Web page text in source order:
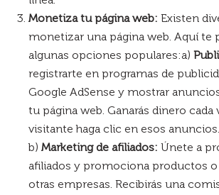
Monetiza tu página web: Existen
monetizar una página web. Aquí te
algunas opciones populares:a)
registrarte en programas de
Google AdSense y mostrar
tu página web. Ganarás dinero cada
visitante haga clic en esos anuncios.
b) Marketing de afiliados: Únete a
afiliados y promociona productos o
otras empresas. Recibirás una